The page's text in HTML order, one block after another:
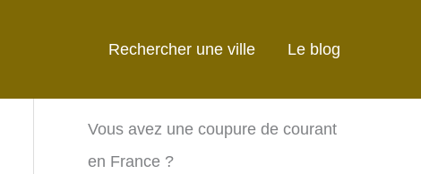
Rechercher une ville Le blog
Vous avez une coupure de courant
en France ?